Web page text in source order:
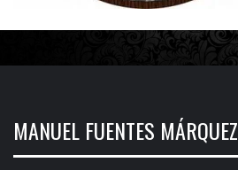
MANUEL FUENTES MÁRQUEZ